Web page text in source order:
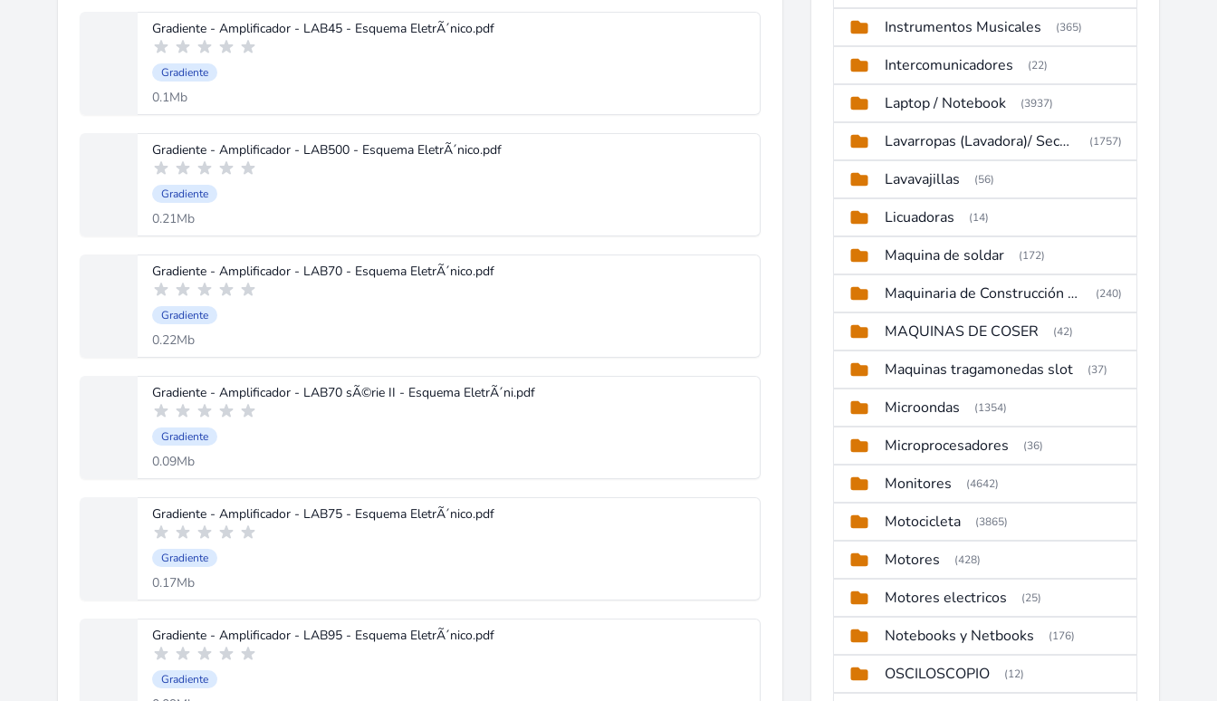
Gradiente - Amplificador - LAB45 - Esquema EletrÃ´nico.pdf
Gradiente
0.1Mb
Gradiente - Amplificador - LAB500 - Esquema EletrÃ´nico.pdf
Gradiente
0.21Mb
Gradiente - Amplificador - LAB70 - Esquema EletrÃ´nico.pdf
Gradiente
0.22Mb
Gradiente - Amplificador - LAB70 sÃ©rie II - Esquema EletrÃ´ni.pdf
Gradiente
0.09Mb
Gradiente - Amplificador - LAB75 - Esquema EletrÃ´nico.pdf
Gradiente
0.17Mb
Gradiente - Amplificador - LAB95 - Esquema EletrÃ´nico.pdf
Gradiente
Instrumentos Musicales (365)
Intercomunicadores (22)
Laptop / Notebook (3937)
Lavarropas (Lavadora)/ Secadoras (1757)
Lavavajillas (56)
Licuadoras (14)
Maquina de soldar (172)
Maquinaria de Construcción (Maquinaria Pesada) (240)
MAQUINAS DE COSER (42)
Maquinas tragamonedas slot (37)
Microondas (1354)
Microprocesadores (36)
Monitores (4642)
Motocicleta (3865)
Motores (428)
Motores electricos (25)
Notebooks y Netbooks (176)
OSCILOSCOPIO (12)